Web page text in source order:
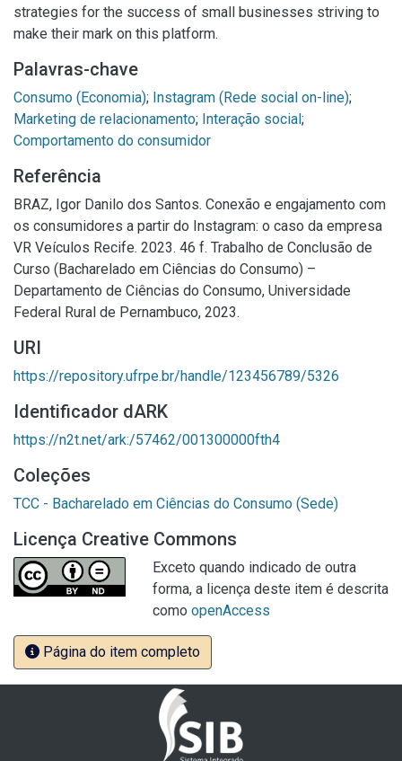
strategies for the success of small businesses striving to
make their mark on this platform.
Palavras-chave
Consumo (Economia); Instagram (Rede social on-line);
Marketing de relacionamento; Interação social;
Comportamento do consumidor
Referência
BRAZ, Igor Danilo dos Santos. Conexão e engajamento com
os consumidores a partir do Instagram: o caso da empresa
VR Veículos Recife. 2023. 46 f. Trabalho de Conclusão de
Curso (Bacharelado em Ciências do Consumo) –
Departamento de Ciências do Consumo, Universidade
Federal Rural de Pernambuco, 2023.
URI
https://repository.ufrpe.br/handle/123456789/5326
Identificador dARK
https://n2t.net/ark:/57462/001300000fth4
Coleções
TCC - Bacharelado em Ciências do Consumo (Sede)
Licença Creative Commons
Exceto quando indicado de outra
forma, a licença deste item é descrita
como openAccess
Página do item completo